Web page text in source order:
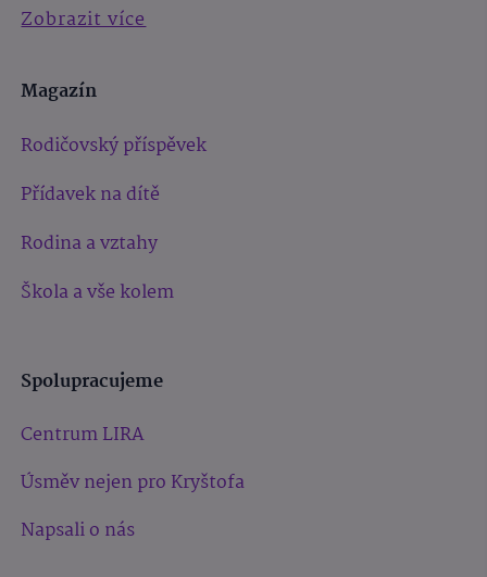
Zobrazit více
Magazín
Rodičovský příspěvek
Přídavek na dítě
Rodina a vztahy
Škola a vše kolem
Spolupracujeme
Centrum LIRA
Úsměv nejen pro Kryštofa
Napsali o nás